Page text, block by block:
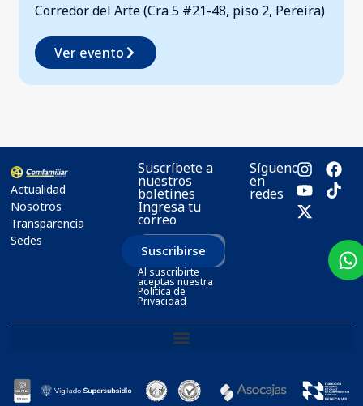
Corredor del Arte (Cra 5 #21-48, piso 2, Pereira)
Ver evento
Actualidad
Nosotros
Transparencia
Sedes
Suscríbete a
nuestros
boletines
Ingresa tu
correo
Suscribirse
Al suscribirte
aceptas nuestra
Política de
Privacidad
Síguenos
en
redes